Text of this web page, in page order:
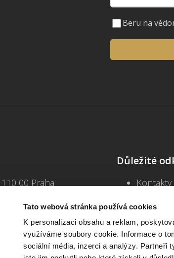
Tato webová stránka používá cookies
K personalizaci obsahu a reklam,
využíváme soubory cookie. Informace o
sociální média, inzerci a analýzy. Partneři
Beru na
00 Praha
Důležité
Kontakty
Blog
Často